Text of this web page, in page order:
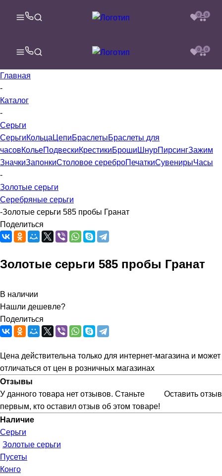
0 0
0 0
Главная
-
Каталог
-
Серьги
СерьгиКольца ЦепиБраслетыБраслеты для
часовКольеПодвескиКрестикиБроши ШнурПирсингЗажим
ЗначкиЗапонкиСтоловое сереброПечаткиСувенирыЧасы
-
Золотые серьги
Серебряные серьги
-Золотые серьги 585 пробы Гранат
Поделиться
Золотые серьги 585 пробы Гранат
В наличии
Нашли дешевле?
Поделиться
Цена действительна только для интернет-магазина и может
отличаться от цен в розничных магазинах
Отзывы
Оставить отзыв
У данного товара нет отзывов. Станьте
первым, кто оставил отзыв об этом товаре!
Наличие
Серьги
Золотые серьги
Пусеты
Конго